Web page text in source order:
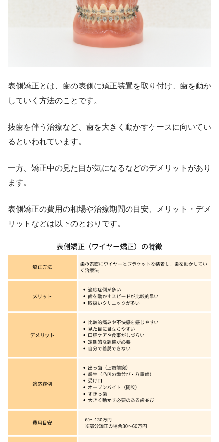
表側矯正とは、歯の表側に矯正装置を取り付け、歯を動か
していく方法のことです。
抜歯を伴う治療など、歯を大きく動かすケースに向いてい
るといわれています。
一方、矯正中の見た目が気になるなどのデメリットがあり
ます。
表側矯正の費用の相場や治療期間の目安、メリット・デメ
リットなどは以下のとおりです。